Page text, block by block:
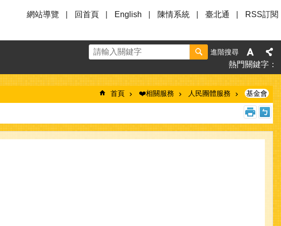
網站導覽
回首頁 English 陳情系統 臺北通 RSS訂閱
進階搜尋
熱門關鍵字
首頁 ❤️相關服務 人民團體服務 基金會